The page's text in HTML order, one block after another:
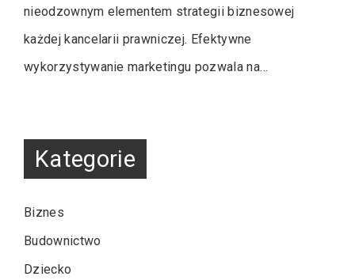
nieodzownym elementem strategii biznesowej
każdej kancelarii prawniczej. Efektywne
wykorzystywanie marketingu pozwala na…
Kategorie
Biznes
Budownictwo
Dziecko